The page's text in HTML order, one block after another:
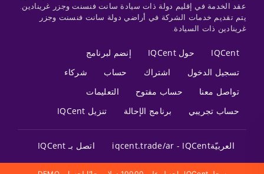
عقد الخدمة في إقليم دولة ذات سيادة سانت فنسنت وجزر غرينادين.
يتم تقديم خدمات الشركة في أراضي دولة سانت فنسنت وجزر
غرينادين ذات السيادة.
IQCent حول IQCent
إنضم لبرنامج
تسجيل الدخول
اشتراك حساب
شركاء
تواصل معنا
حساب مفتوح
التعليمات
حساب تجريبي
برنامج الإحالة تنزيل IQCent
العربيّةIQCent - ‫iqcent.trade/ar اتصل بـ IQCent